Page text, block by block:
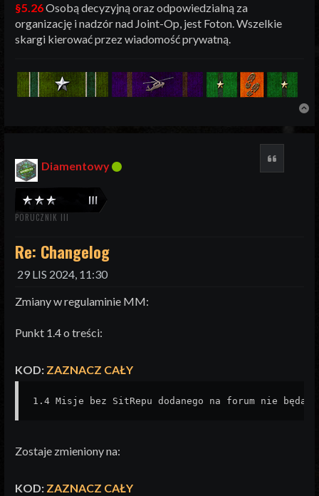
§5.26Osobą decyzyjną oraz odpowiedzialną za
organizację i nadzór nad Joint-Op, jest Foton. Wszelkie
skargi kierować przez wiadomość prywatną.
Diamentowy
PORUCZNIK III
Re: Changelog
29 LIS 2024, 11:30
Zmiany w regulaminie MM:
Punkt 1.4 o treści:
KOD: ZAZNACZ CAŁY
1.4 Misje bez SitRepu dodanego na forum nie będą
Zostaje zmieniony na:
KOD: ZAZNACZ CAŁY